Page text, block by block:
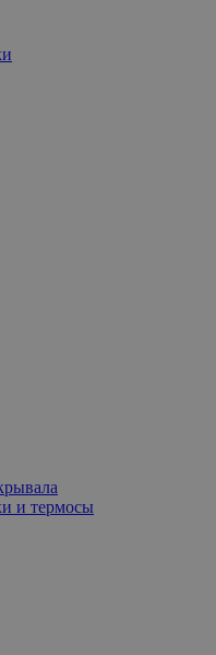
и термосы